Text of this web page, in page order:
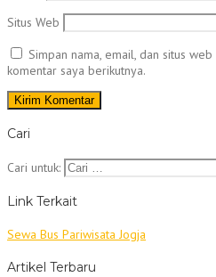
Situs Web
Simpan nama, email, dan situs
komentar saya berikutnya.
Cari
Cari untuk:
Link Terkait
Sewa Bus Pariwisata Jogja
Artikel Terbaru